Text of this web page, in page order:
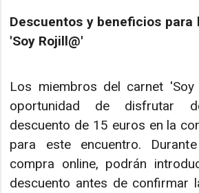
Descuentos y beneficios para
'Soy Rojill@'
Los miembros del carnet 'Soy
oportunidad de disfrutar
descuento de 15 euros en la
para este encuentro.
compra online, podrán
descuento antes de confirmar